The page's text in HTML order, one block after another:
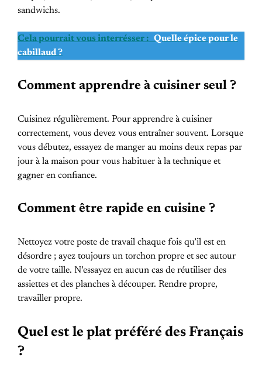
sandwichs.
Cela pourrait vous interrésser : Quelle épice pour le
cabillaud ?
Comment apprendre à cuisiner seul ?
Cuisinez régulièrement. Pour apprendre à cuisiner
correctement, vous devez vous entraîner souvent. Lorsque
vous débutez, essayez de manger au moins deux repas par
jour à la maison pour vous habituer à la technique et
gagner en confiance.
Comment être rapide en cuisine ?
Nettoyez votre poste de travail chaque fois qu’il est en
désordre ; ayez toujours un torchon propre et sec autour
de votre taille. N’essayez en aucun cas de réutiliser des
assiettes et des planches à découper. Rendre propre,
travailler propre.
Quel est le plat préféré des Français
?